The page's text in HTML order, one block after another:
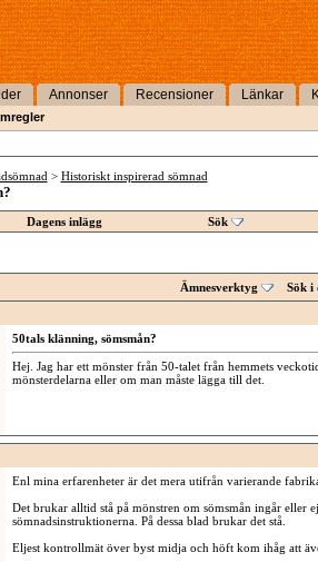
Annonser Recensioner Länkar
> Historiskt inspirerad sömnad
Dagens inlägg Sök
Ämnesverktyg Sök i
50tals klänning, sömsmån?
Hej. Jag har ett mönster från 50-talet från hemmets
mönsterdelarna eller om man måste lägga till det.
Enl mina erfarenheter är det mera utifrån varierande
Det brukar alltid stå på mönstren om sömsmån ingår
sömnadsinstruktionerna. På dessa blad brukar det stå.
Eljest kontrollmät över byst midja och höft kom ihåg att